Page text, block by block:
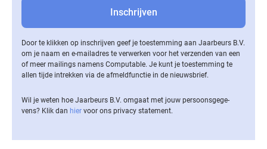
Door te klikken op inschrijven geef je toestemming aan Jaarbeurs B.V.
om je naam en e-mailadres te verwerken voor het verzenden van een
of meer mailings namens Computable. Je kunt je toestemming te
allen tijde intrekken via de af­meld­func­tie in de nieuwsbrief.
Wil je weten hoe Jaarbeurs B.V. omgaat met jouw per­soons­ge­ge­
vens? Klik dan hier voor ons privacy statement.